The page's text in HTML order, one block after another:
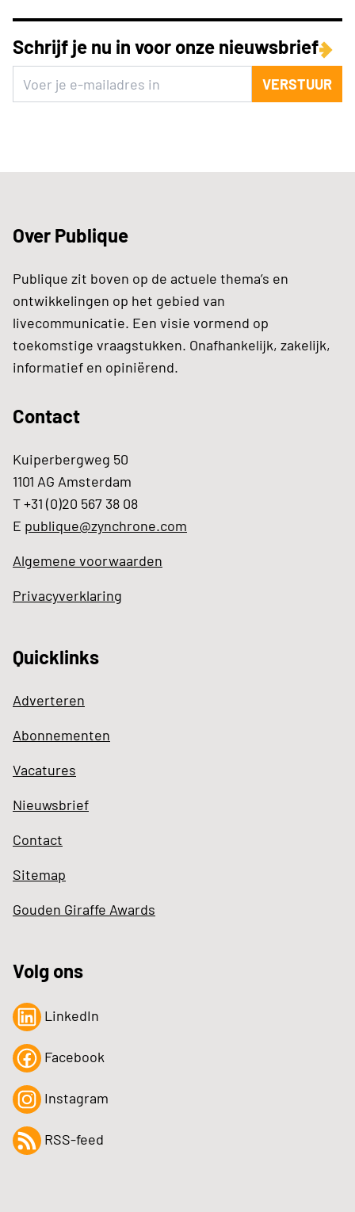
Schrijf je nu in voor onze nieuwsbrief
VERSTUUR
Over Publique
Publique zit boven op de actuele thema’s en
ontwikkelingen op het gebied van
livecommunicatie. Een visie vormend op
toekomstige vraagstukken. Onafhankelijk, zakelijk,
informatief en opiniërend.
Contact
Kuiperbergweg 50
1101 AG Amsterdam
T +31 (0)20 567 38 08
E publique@zynchrone.com
Algemene voorwaarden
Privacyverklaring
Quicklinks
Adverteren
Abonnementen
Vacatures
Nieuwsbrief
Contact
Sitemap
Gouden Giraffe Awards
Volg ons
LinkedIn
Facebook
Instagram
RSS-feed